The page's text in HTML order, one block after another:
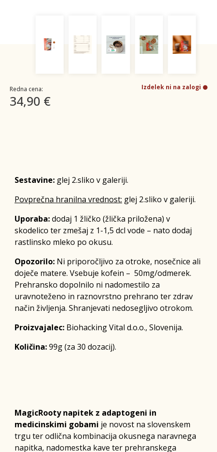
Redna cena:
34,90 €
Izdelek ni na zalogi
Sestavine: glej 2.sliko v galeriji.
Povprečna hranilna vrednost: glej 2.sliko v galeriji.
Uporaba:dodaj 1 žličko (žlička priložena) v
skodelico ter zmešaj z 1-1,5 dcl vode – nato dodaj
rastlinsko mleko po okusu.
Opozorilo: Ni priporočljivo za otroke, nosečnice ali
doječe matere. Vsebuje kofein – 50mg/odmerek.
Prehransko dopolnilo ni nadomestilo za
uravnoteženo in raznovrstno prehrano ter zdrav
način življenja. Shranjevati nedosegljivo otrokom.
Proizvajalec: Biohacking Vital d.o.o., Slovenija.
Količina:99g (za 30 dozacij).
MagicRooty napitek z adaptogeni in
medicinskimi gobami je novost na slovenskem
trgu ter odlična kombinacija okusnega naravnega
napitka, nadomestka kave ter prehranskega